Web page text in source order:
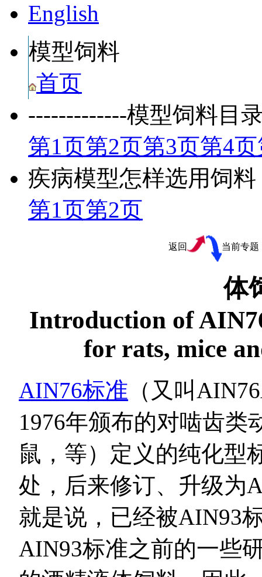
English
模型饲料
首页
-------------模型饲料目
第1页第2页第3页第4页
疾病模型怎样选用饲料
第1页第2页
返回 当前专题
体
Introduction of
for rats, mice
AIN76标准 （又叫
1976年颁布的对啮齿类
鼠，等）定义的纯化型
处，后来修订、升级为
就是说，已经被AIN93
AIN93标准之前的一些